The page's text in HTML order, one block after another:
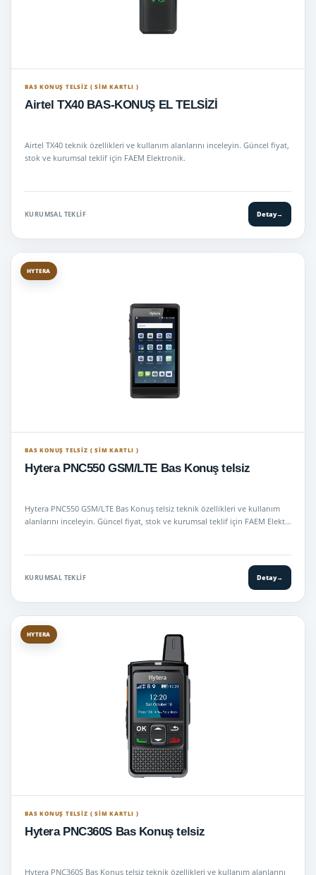
BAS KONUŞ TELSIZ ( SİM KARTLI )
Airtel TX40 BAS-KONUŞ EL TELSİZİ
Airtel TX40 teknik özellikleri ve kullanım alanlarını inceleyin. Güncel fiyat,
stok ve kurumsal teklif için FAEM Elektronik.
KURUMSAL TEKLIF Detay→
HYTERA
BAS KONUŞ TELSIZ ( SİM KARTLI )
Hytera PNC550 GSM/LTE Bas Konuş telsiz
Hytera PNC550 GSM/LTE Bas Konuş telsiz teknik özellikleri ve kullanım
alanlarını inceleyin. Güncel fiyat, stok ve kurumsal teklif için FAEM Elekt…
KURUMSAL TEKLIF Detay→
HYTERA
BAS KONUŞ TELSIZ ( SİM KARTLI )
Hytera PNC360S Bas Konuş telsiz
Hytera PNC360S Bas Konuş telsiz teknik özellikleri ve kullanım alanlarını